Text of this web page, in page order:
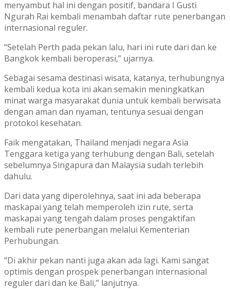
menyambut hal ini dengan positif, bandara I Gusti
Ngurah Rai kembali menambah daftar rute penerbangan
internasional reguler.
“Setelah Perth pada pekan lalu, hari ini rute dari dan ke
Bangkok kembali beroperasi,” ujarnya.
Sebagai sesama destinasi wisata, katanya, terhubungnya
kembali kedua kota ini akan semakin meningkatkan
minat warga masyarakat dunia untuk kembali berwisata
dengan aman dan nyaman, tentunya sesuai dengan
protokol kesehatan.
Faik mengatakan, Thailand menjadi negara Asia
Tenggara ketiga yang terhubung dengan Bali, setelah
sebelumnya Singapura dan Malaysia sudah terlebih
dahulu.
Dari data yang diperolehnya, saat ini ada beberapa
maskapai yang telah memperoleh izin rute, serta
maskapai yang tengah dalam proses pengaktifan
kembali rute penerbangan melalui Kementerian
Perhubungan.
“Di akhir pekan nanti juga akan ada lagi. Kami sangat
optimis dengan prospek penerbangan internasional
reguler dari dan ke Bali,” lanjutnya.